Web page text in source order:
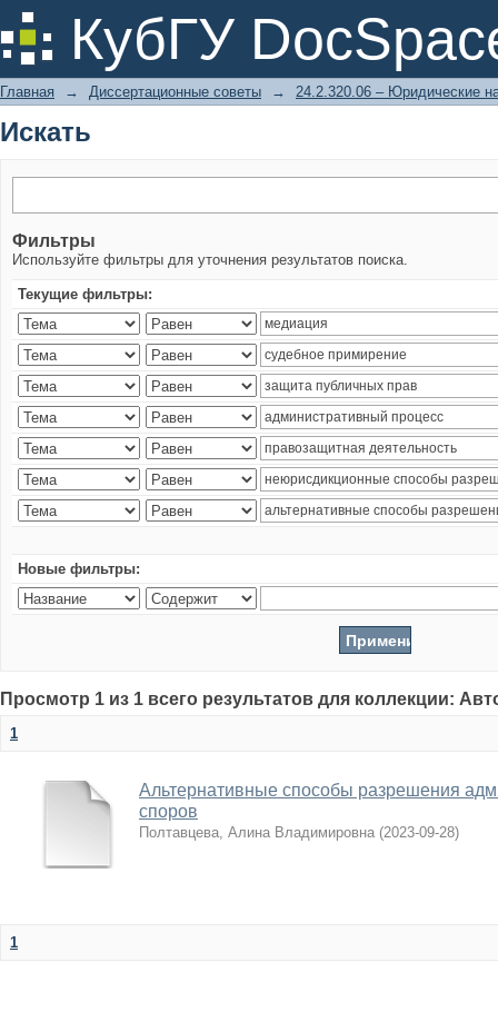
КубГУ
Искать
Главная → Диссертационные советы → 24.2.320.06 – Юридические
Искать
Фильтры
Используйте фильтры для уточнения результатов поиска.
Текущие фильтры:
Новые фильтры:
Просмотр 1 из 1 всего результатов для коллекции:
1
Альтернативные способы разрешения
споров
Полтавцева, Алина Владимировна (2023-09-28)
1